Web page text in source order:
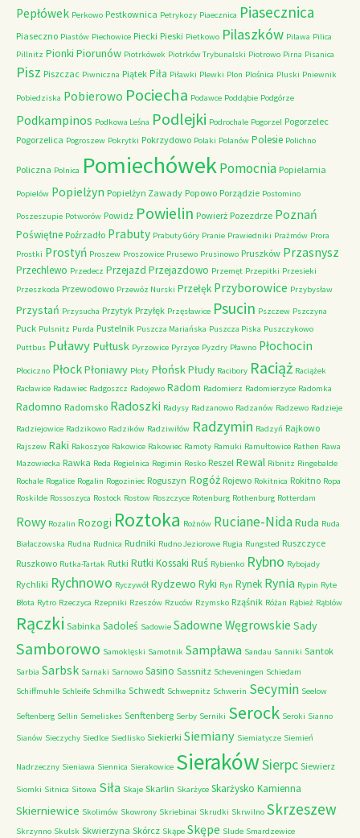
Pepłówek Perkowo Pestkownica Petrykozy Piaecznica Piasecznica
Piaseczno Piastów Piechowice Piecki Pieski Pietkowo Pilaszków Pilawa Pilica
Pillnitz Pionki Piorunów Piotrkówek Piotrków Trybunalski Piotrowo Pirna Pisanica
Pisz Piszczac Piwniczna Piątek Piła Piławki Plewki Plon Plośnica Pluski Pniewnik
Pobiedziska Pobierowo Pociecha Podawce Poddąbie Podgórze
Podkampinos Podkowa Leśna Podlejki Podrochale Pogorzel Pogorzelec
Pogorzelica Pogroszew Pokrytki Pokrzydowo Polaki Polanów Polesie Polichno
Policzna Polnica PomiechówekPomocnia Popielarnia
Popielów Popielżyn Popielżyn Zawady Popowo Porządzie Postomino
Poszeszupie Potworów Powidz Powielin Powierż Pozezdrze Poznań
Poświętne Poźrzadło Prabuty Prabuty Góry Pranie Prawiedniki Prażmów Prora
Prostki Prostyń Proszew Proszowice Prusewo Prusinowo Pruszków Przasnysz
Przechlewo Przedecz Przejazd Przejazdowo Przemęt Przepitki Przesieki
Przeszkoda Przewodowo Przewóz Nurski Przełęk Przyborowice Przybysław
Przystań Przysucha Przytyk Przyłęk Przęsławice Psucin Pszczew Pszczyna
Puck Pulsnitz Purda Pustelnik Puszcza Mariańska Puszcza Piska Puszczykowo
Puttbus Puławy Pułtusk Pyrzowice Pyrzyce Pyzdry Pławno Płochocin
Płociczno PłockPłoniawy Płoty PłońskPłudy Racibory Raciąż Raciążek
Racławice Radawiec Radgoszcz Radojewo Radom Radomierz Radomierzyce Radomka
Radomno Radomsko Radoszki Radysy Radzanowo Radzanów Radzewo Radzieje
Radziejowice Radzikowo Radzików Radziwiłów Radzymin Radzyń Rajkowo
Rajszew Raki Rakoszyce Rakowice Rakowiec Ramoty Ramuki Ramułtowice Rathen Rawa
Mazowiecka Rawka Reda Regielnica Regimin Resko Reszel Rewal Ribnitz Ringebalde
Rochale Rogalice Rogalin Rogoziniec Roguszyn Rogóż Rojewo Rokitnica Rokitno Ropa
Roskilde Rossoszyca Rostock Rostow Roszczyce Rotenburg Rothenburg Rotterdam
Rowy Rozalin Rozogi Roztoka Rożnów Ruciane-NidaRuda Ruda
Białaczowska Rudna Rudnica Rudniki Rudno Jeziorowe Rugia Rungsted Ruszczyce
Ruszkowo Rutka-Tartak Rutki Rutki Kossaki Ruś Rybienko Rybno Rybojady
Rychliki Rychnowo Ryczywół Rydzewo Ryki Ryn Rynek Rynia Rypin Ryte
Błota Rytro Rzeczyca Rzepniki Rzeszów Rzuców Rzymsko Rząśnik Różan Rąbież Rąblów
Rączki Sabinka Sadoleś Sadowie Sadowne Węgrowskie Sady
Samborowo Samoklęski Samotnik Sampława Sandau Sanniki Santok
Sarbia Sarbsk Sarnaki Sarnowo Sasino Sassnitz Scheveningen Schiedam
Schiffmuhle Schleife Schmilka Schwedt Schwepnitz Schwerin Secymin Seelow
Seftenberg Sellin Semeliskes Senftenberg Serby Serniki Serock Seroki Sianno
Sianów Sieczychy Siedlce Siedlisko Siekierki Siemiany Siemiatycze Siemień
Nadrzeczny Sieniawa Siennica Sierakowice SierakówSierpc Siewierz
Siomki Sitnica Sitowa Siła Skaje Skarlin Skarżyce Skarżysko Kamienna
Skierniewice Skolimów Skowrony Skriebinai Skrudki Skrwilno Skrzeszew
Skrzynno Skulsk Skwierzyna Skórcz Skąpe Skępe Slude Smardzewice